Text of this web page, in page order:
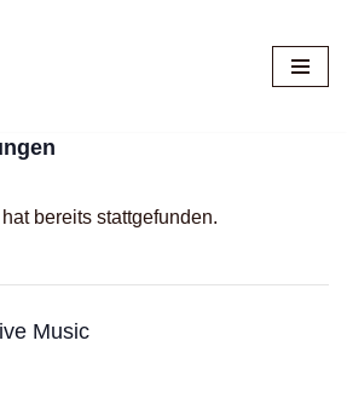
bereits stattgefunden.
Music